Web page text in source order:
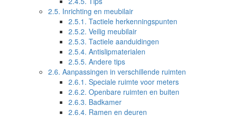
2.5. Inrichting en meubilair
2.5.1. Tactiele herkenningspunten
2.5.2. Veilig meubilair
2.5.3. Tactiele aanduidingen
2.5.4. Antislipmaterialen
2.5.5. Andere tips
2.6. Aanpassingen in verschillende ruimten
2.6.1. Speciale ruimte voor meters
2.6.2. Openbare ruimten en buiten
2.6.3. Badkamer
2.6.4. Ramen en deuren